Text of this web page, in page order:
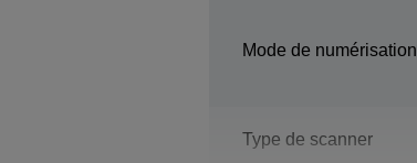
Mode de numérisation
Type de scanner